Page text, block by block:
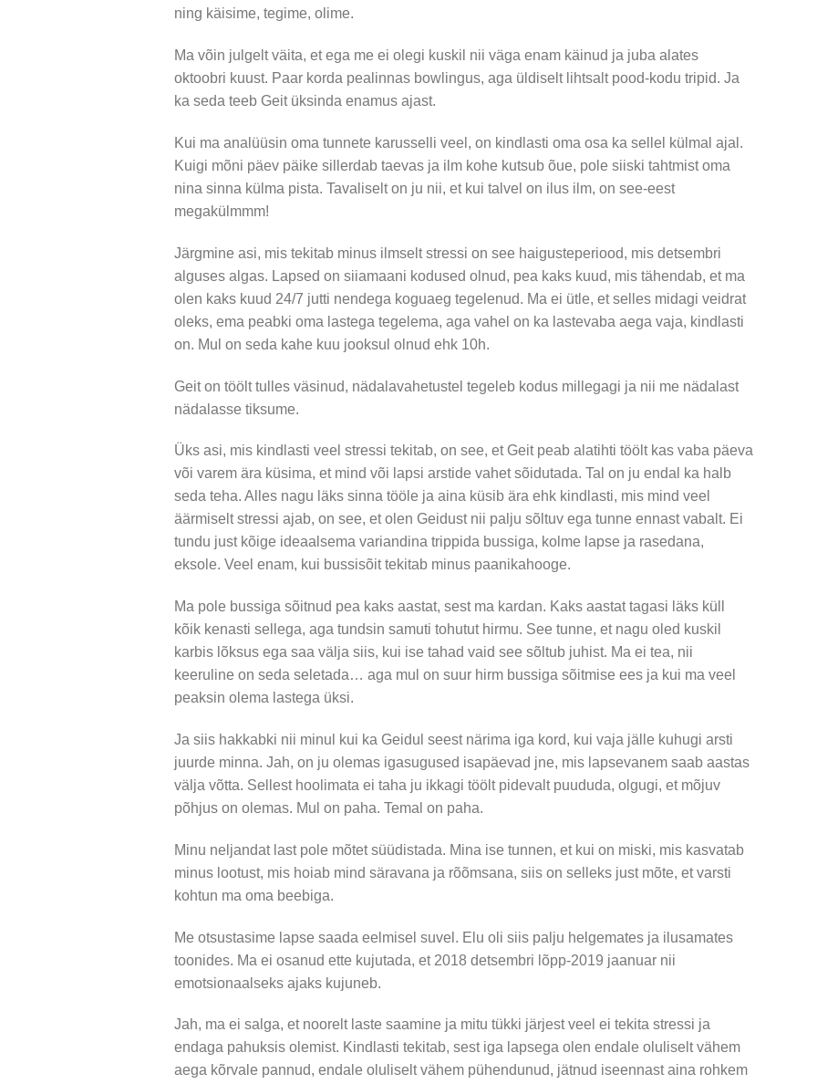
ning käisime, tegime, olime.
Ma võin julgelt väita, et ega me ei olegi kuskil nii väga enam käinud ja juba alates
oktoobri kuust. Paar korda pealinnas bowlingus, aga üldiselt lihtsalt pood-kodu tripid. Ja
ka seda teeb Geit üksinda enamus ajast.
Kui ma analüüsin oma tunnete karusselli veel, on kindlasti oma osa ka sellel külmal ajal.
Kuigi mõni päev päike sillerdab taevas ja ilm kohe kutsub õue, pole siiski tahtmist oma
nina sinna külma pista. Tavaliselt on ju nii, et kui talvel on ilus ilm, on see-eest
megakülmmm!
Järgmine asi, mis tekitab minus ilmselt stressi on see haigusteperiood, mis detsembri
alguses algas. Lapsed on siiamaani kodused olnud, pea kaks kuud, mis tähendab, et ma
olen kaks kuud 24/7 jutti nendega koguaeg tegelenud. Ma ei ütle, et selles midagi veidrat
oleks, ema peabki oma lastega tegelema, aga vahel on ka lastevaba aega vaja, kindlasti
on. Mul on seda kahe kuu jooksul olnud ehk 10h.
Geit on töölt tulles väsinud, nädalavahetustel tegeleb kodus millegagi ja nii me nädalast
nädalasse tiksume.
Üks asi, mis kindlasti veel stressi tekitab, on see, et Geit peab alatihti töölt kas vaba päeva
või varem ära küsima, et mind või lapsi arstide vahet sõidutada. Tal on ju endal ka halb
seda teha. Alles nagu läks sinna tööle ja aina küsib ära ehk kindlasti, mis mind veel
äärmiselt stressi ajab, on see, et olen Geidust nii palju sõltuv ega tunne ennast vabalt. Ei
tundu just kõige ideaalsema variandina trippida bussiga, kolme lapse ja rasedana,
eksole. Veel enam, kui bussisõit tekitab minus paanikahooge.
Ma pole bussiga sõitnud pea kaks aastat, sest ma kardan. Kaks aastat tagasi läks küll
kõik kenasti sellega, aga tundsin samuti tohutut hirmu. See tunne, et nagu oled kuskil
karbis lõksus ega saa välja siis, kui ise tahad vaid see sõltub juhist. Ma ei tea, nii
keeruline on seda seletada… aga mul on suur hirm bussiga sõitmise ees ja kui ma veel
peaksin olema lastega üksi.
Ja siis hakkabki nii minul kui ka Geidul seest närima iga kord, kui vaja jälle kuhugi arsti
juurde minna. Jah, on ju olemas igasugused isapäevad jne, mis lapsevanem saab aastas
välja võtta. Sellest hoolimata ei taha ju ikkagi töölt pidevalt puududa, olgugi, et mõjuv
põhjus on olemas. Mul on paha. Temal on paha.
Minu neljandat last pole mõtet süüdistada. Mina ise tunnen, et kui on miski, mis kasvatab
minus lootust, mis hoiab mind säravana ja rõõmsana, siis on selleks just mõte, et varsti
kohtun ma oma beebiga.
Me otsustasime lapse saada eelmisel suvel. Elu oli siis palju helgemates ja ilusamates
toonides. Ma ei osanud ette kujutada, et 2018 detsembri lõpp-2019 jaanuar nii
emotsionaalseks ajaks kujuneb.
Jah, ma ei salga, et noorelt laste saamine ja mitu tükki järjest veel ei tekita stressi ja
endaga pahuksis olemist. Kindlasti tekitab, sest iga lapsega olen endale oluliselt vähem
aega kõrvale pannud, endale oluliselt vähem pühendunud, jätnud iseennast aina rohkem